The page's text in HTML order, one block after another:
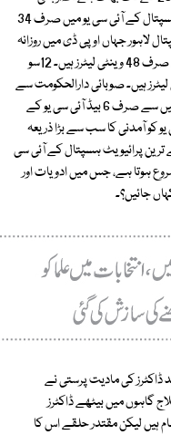
دارالحکومت میں واقع 1250بیڈز پر مشتمل جناح ہسپتال کے آئی سی یو میں صرف 34
بیڈز والے میو ہسپتال لاہور جہاں او پی ڈی میں روزانہ
4 ہزار مریض آتے ہیں وہاں کے شعبہ ایمرجنسی میں صرف 48 وینٹی لیٹرز ہیں۔ 12سو
ہسپتال لاہور میں صرف 43وینٹی لیٹرز ہیں۔ صوبائی دارالحکومت سے
دور بہاول وکٹوریہ ہسپتال بہاولپور میں 1450بیڈز میں سے صرف 6 بیڈ آئی سی یو کے
کو آمدنی کا سب سے بڑا ذریعہ
پرائیویٹ ہسپتال کے آئی سی
کے لئے) سے شروع ہوتا ہے، جس میں ادویات اور
جائیں؟۔
ڈاکٹرز کی مادیت پرستی نے
گاہوں میں بیٹھے ڈاکٹرز
ہیں لیکن مقتدر حلقے اس کا